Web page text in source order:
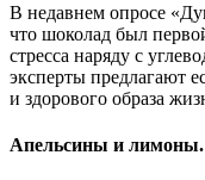
В недавнем опросе
что шоколад был
стресса наряду с
эксперты предлагают
и здорового образа
Апельсины и лимоны.